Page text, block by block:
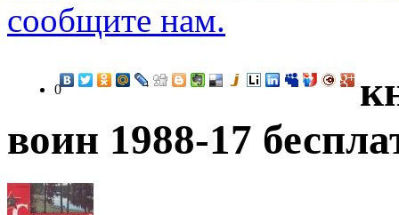
сообщите нам.
0
воин 1988-17